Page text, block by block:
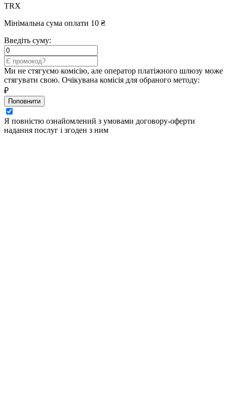
TRX
Мінімальна сума оплати 10 ₴
Введіть суму:
Ми не стягуємо комісію, але оператор платіжного шлюзу може
стягувати свою. Очікувана комісія для обраного методу:
₽
Поповнити
Я повністю ознайомлений з умовами договору-оферти
надання послуг і згоден з ним